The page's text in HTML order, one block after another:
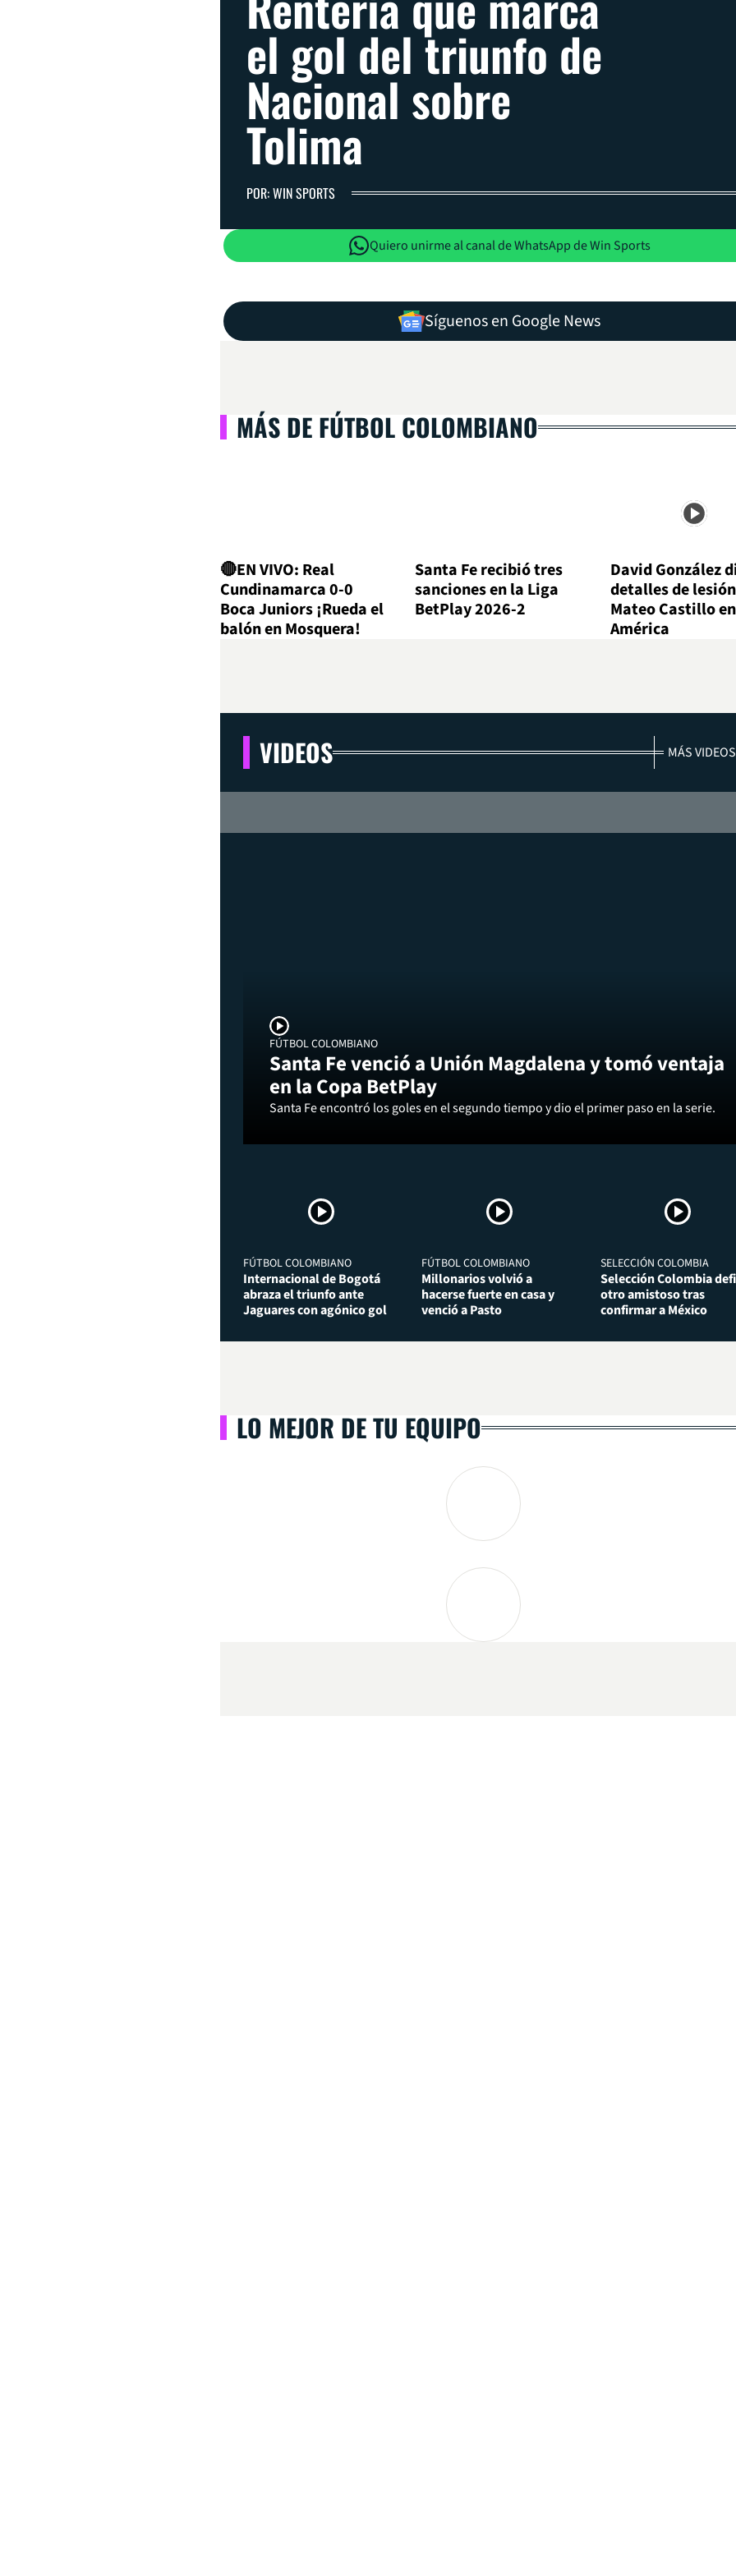
el gol del triunfo de
Nacional sobre
Tolima
POR: WIN SPORTS
Quiero unirme al canal de WhatsApp de Win Sports
Síguenos en Google News
MÁS DE FÚTBOL COLOMBIANO
🔴EN VIVO: Real
Cundinamarca 0-0
Boca Juniors ¡Rueda el
balón en Mosquera!
Santa Fe recibió tres
sanciones en la Liga
BetPlay 2026-2
David González
detalles de
Mateo Castillo en
América
VIDEOS MÁS VIDEOS
FÚTBOL COLOMBIANO
Santa Fe venció a Unión Magdalena y tomó ventaja
en la Copa BetPlay
Santa Fe encontró los goles en el segundo tiempo y dio el primer paso en la serie.
FÚTBOL COLOMBIANO
Internacional de Bogotá
abraza el triunfo ante
Jaguares con agónico gol
FÚTBOL COLOMBIANO
Millonarios volvió a
hacerse fuerte en casa y
venció a Pasto
SELECCIÓN COLOMBIA
Selección Colombia
otro amistoso tras
confirmar a México
LO MEJOR DE TU EQUIPO